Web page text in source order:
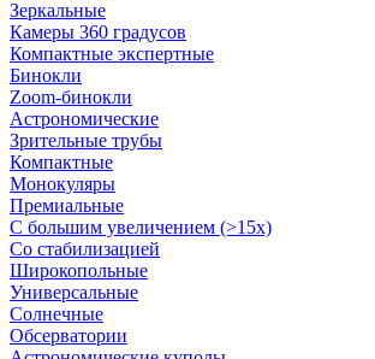
Зеркальные
Камеры 360 градусов
Компактные экспертные
Бинокли
Zoom-бинокли
Астрономические
Зрительные трубы
Компактные
Монокуляры
Премиальные
С большим увеличением (>15x)
Со стабилизацией
Широкопольные
Универсальные
Солнечные
Обсерватории